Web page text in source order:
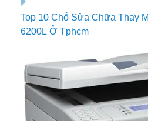
Top 10 Chỗ Sửa Chữa Thay
6200L Ở Tphcm